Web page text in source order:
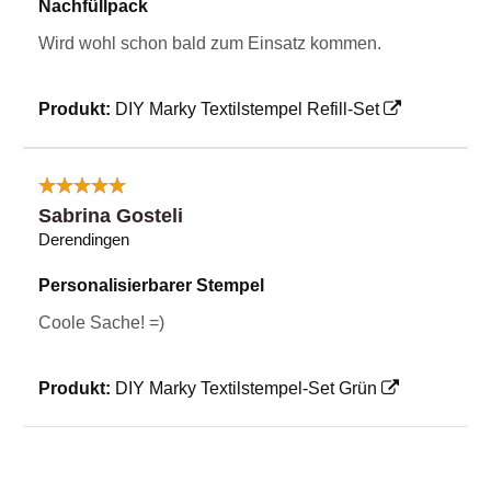
Nachfüllpack
Wird wohl schon bald zum Einsatz kommen.
Produkt: DIY Marky Textilstempel Refill-Set
Sabrina Gosteli
Derendingen
Personalisierbarer Stempel
Coole Sache! =)
Produkt: DIY Marky Textilstempel-Set Grün